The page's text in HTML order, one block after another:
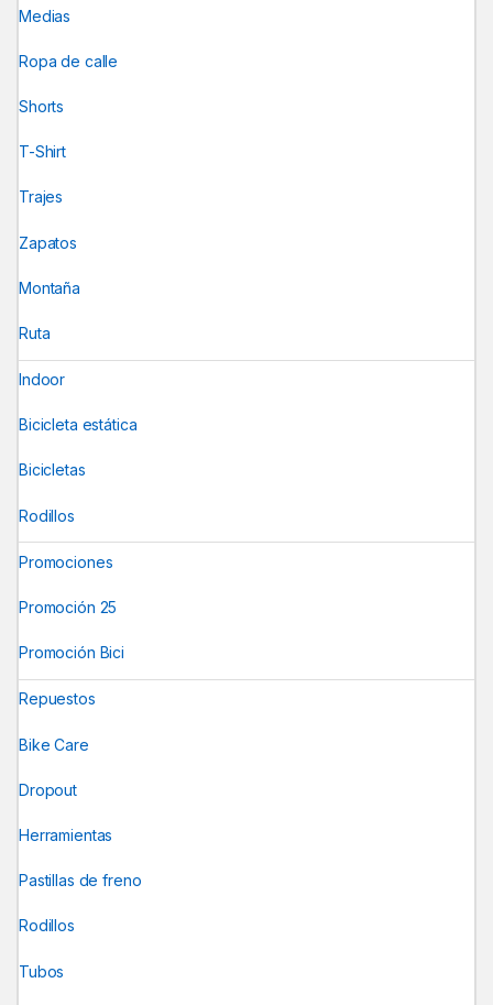
Medias
Ropa de calle
Shorts
T-Shirt
Trajes
Zapatos
Montaña
Ruta
Indoor
Bicicleta estática
Bicicletas
Rodillos
Promociones
Promoción 25
Promoción Bici
Repuestos
Bike Care
Dropout
Herramientas
Pastillas de freno
Rodillos
Tubos